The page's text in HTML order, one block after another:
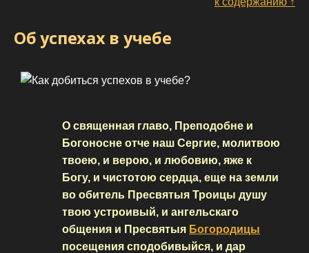
Об успехах в учебе
О священная главо, Преподобне и
Богоносне отче наш Сергие, молитвою
твоею, и верою, и любовию, яже к
Богу, и чистотою сердца, еще на земли
во обитель Пресвятыя Троицы душу
твою устроивый, и ангельскаго
общения и Пресвятыя Богородицы
посещения сподобивыйся, и дар